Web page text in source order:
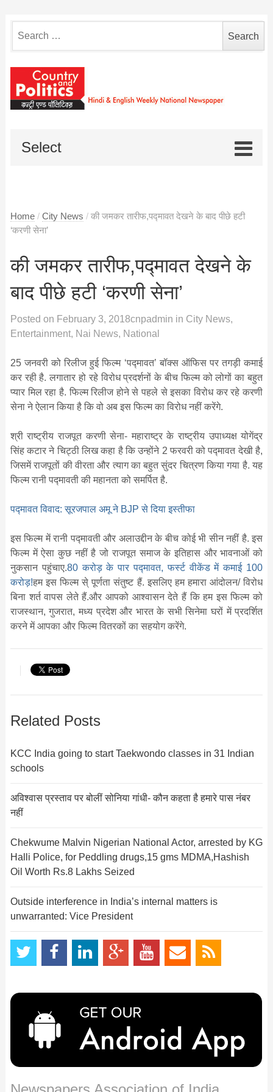
for:
Select
Home / City News / की जमकर तारीफ,पद्मावत देखने के बाद पीछे हटी
‘करणी सेना’
की जमकर तारीफ,पद्मावत देखने के
बाद पीछे हटी ‘करणी सेना’
Posted on February 3, 2018cnpadmin in City News,
Entertainment, Nai News, National
25 जनवरी को रिलीज हुई फिल्म ‘पद्मावत’ बॉक्स ऑफिस पर तगड़ी कमाई
कर रही है. लगातार हो रहे विरोध प्रदर्शनों के बीच फिल्म को लोगों का बहुत
प्यार मिल रहा है. फिल्म रिलीज होने से पहले से इसका विरोध कर रहे करणी
सेना ने ऐलान किया है कि वो अब इस फिल्म का विरोध नहीं करेंगे.
श्री राष्ट्रीय राजपूत करणी सेना- महाराष्ट्र के राष्ट्रीय उपाध्यक्ष योगेंद्र
सिंह कटार ने चिट्ठी लिख कहा है कि उन्होंने 2 फरवरी को पद्मावत देखी है,
जिसमें राजपूतों की वीरता और त्याग का बहुत सुंदर चित्रण किया गया है. यह
फिल्म रानी पद्मावती की महानता को समर्पित है.
पद्मावत विवाद: सूरजपाल अमू ने BJP से दिया इस्तीफा
इस फिल्म में रानी पद्मावती और अलाउद्दीन के बीच कोई भी सीन नहीं है. इस
फिल्म में ऐसा कुछ नहीं है जो राजपूत समाज के इतिहास और भावनाओं को
नुकसान पहुंचाए.80 करोड़ के पार पद्मावत, फर्स्ट वीकेंड में कमाई 100
करोड़!हम इस फिल्म से् पूर्णता संतुष्ट हैं. इसलिए हम हमारा आंदोलन/ विरोध
बिना शर्त वापस लेते हैं.और आपको आश्वासन देते हैं कि हम इस फिल्म को
राजस्थान, गुजरात, मध्य प्रदेश और भारत के सभी सिनेमा घरों में प्रदर्शित
करने में आपका और फिल्म वितरकों का सहयोग करेंगे.
Related Posts
KCC India going to start Taekwondo classes in 31 Indian
schools
अविश्वास प्रस्ताव पर बोलीं सोनिया गांधी- कौन कहता है हमारे पास नंबर
नहीं
Chekwume Malvin Nigerian National Actor, arrested by KG
Halli Police, for Peddling drugs,15 gms MDMA,Hashish
Oil Worth Rs.8 Lakhs Seized
Outside interference in India’s internal matters is
unwarranted: Vice President